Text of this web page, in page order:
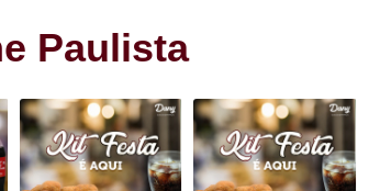
Cento de
Cento de Salgado São João
Paulista